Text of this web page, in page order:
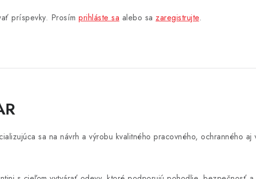
príspevky. Prosím prihláste sa alebo sa zaregistrujte.
sa na návrh a výrobu kvalitného pracovného, ochranného